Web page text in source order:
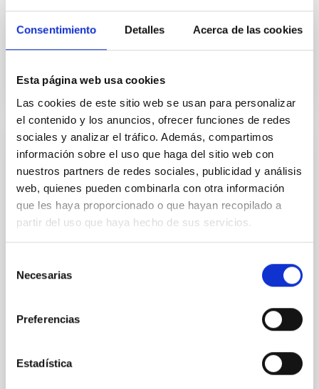
Consentimiento Detalles Acerca de las cookies
Esta página web usa cookies
Las cookies de este sitio web se usan para personalizar
el contenido y los anuncios, ofrecer funciones de redes
sociales y analizar el tráfico. Además, compartimos
información sobre el uso que haga del sitio web con
nuestros partners de redes sociales, publicidad y análisis
web, quienes pueden combinarla con otra información
que les haya proporcionado o que hayan recopilado a
partir del uso que haya hecho de sus servicios.
Necesarias
Preferencias
Estadística
aquella con cargo al Fondo de Recuperación Next...
AGREEMENT
Convenio segundo entre la Secretaría
General de Administración Digital y el
Instituto de Astrofísica de Canarias, para la
de Trabajo Inteligente», en el marco del
Llevar a cabo la asignación por la SGAD al IAC de 25